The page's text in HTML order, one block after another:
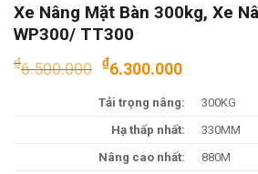
Xe Nâng Mặt Bàn 300kg, Xe
WP300/ TT300
₫6.500.000 Giá
là:
₫6.500.000.
₫6.300.000Giá
tại
là:
Tải trọng nâng:
300KG
Hạ thấp nhất:
330MM
Nâng cao nhất:
880M